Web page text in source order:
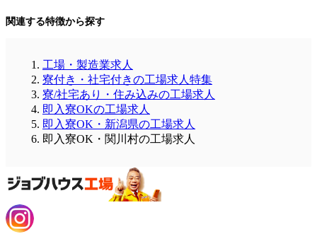
関連する特徴から探す
工場・製造業求人
寮付き・社宅付きの工場求人特集
寮/社宅あり・住み込みの工場求人
即入寮OKの工場求人
即入寮OK・新潟県の工場求人
即入寮OK・関川村の工場求人